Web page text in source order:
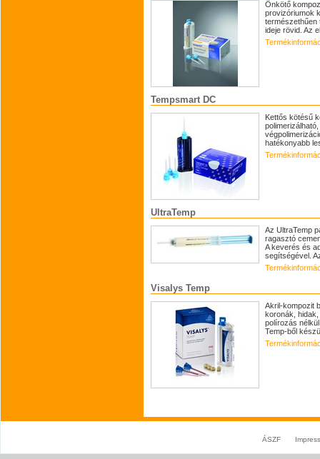
Önkötő
provizóriumok
természethűen
ideje rövid. Az
Tempsmart DC
Kettős kötésű
hatékonyabb
UltraTemp
Az UltraTemp
ragasztó
A keverés és
segítségével.
Visalys Temp
Akril-kompozit
koronák,
polírozás
Temp-ből
ÁSZF